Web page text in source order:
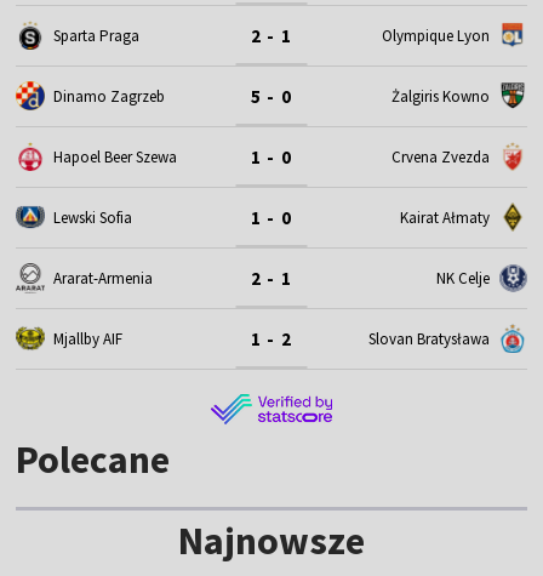
Sparta Praga 2 - 1 Olympique Lyon
Dinamo Zagrzeb 5 - 0 Żalgiris Kowno
Hapoel Beer Szewa 1 - 0 Crvena Zvezda
Lewski Sofia 1 - 0 Kairat Ałmaty
Ararat-Armenia 2 - 1 NK Celje
Mjallby AIF 1 - 2 Slovan Bratysława
Polecane
Najnowsze